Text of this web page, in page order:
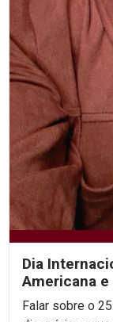
Dia
Americana e
Falar sobre o